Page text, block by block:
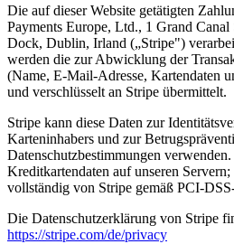
Die auf dieser Website getätigten
Payments Europe, Ltd., 1 Grand
Dock, Dublin, Irland („Stripe")
werden die zur Abwicklung der
(Name, E-Mail-Adresse, Kartendaten
und verschlüsselt an Stripe übermittelt.
Stripe kann diese Daten zur
Karteninhabers und zur
Datenschutzbestimmungen
Kreditkartendaten auf unseren
vollständig von Stripe gemäß PCI-
Die Datenschutzerklärung von Stripe
https://stripe.com/de/privacy